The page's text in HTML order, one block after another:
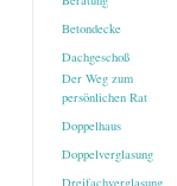
Betondecke
Dachgeschoß
Der Weg zum
persönlichen Rat
Doppelhaus
Doppelverglasung
Dreifachverglasung